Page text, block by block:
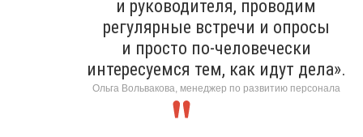
и руководителя, проводим
регулярные встречи и опросы
и просто по-человечески
интересуемся тем, как идут дела».
Ольга Вольвакова, менеджер по развитию персонала